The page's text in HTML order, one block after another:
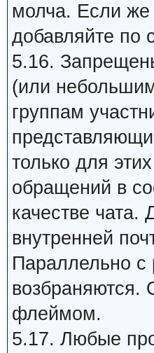
молча. Если же
добавляйте по
5.16.
(или
группам
только для
обращений в
качестве
внутренней
Параллельно с
возбраняются.
флеймом.
5.17. Любые